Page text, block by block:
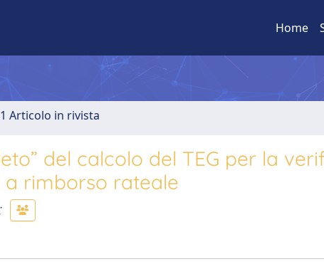
Home
Articolo in rivista
del calcolo del TEG per la
a rimborso rateale
;